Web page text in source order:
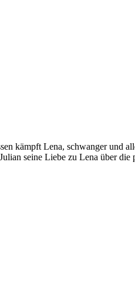
kämpft Lena, schwanger und
seine Liebe zu Lena über die